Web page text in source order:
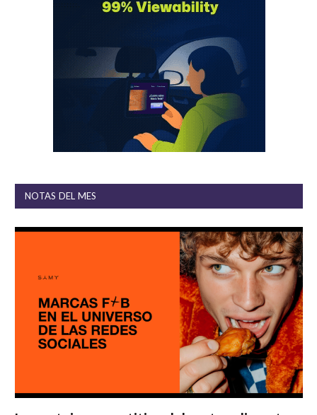
NOTAS DEL MES